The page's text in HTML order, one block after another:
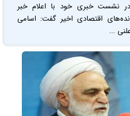
نشست خبری خود با اعلام خبر
در پرونده‌های اقتصادی اخیر گفت: اسامی
...